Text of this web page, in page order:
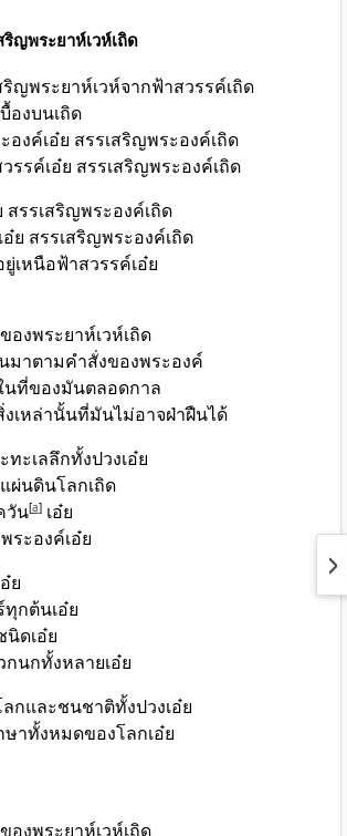
ญพระยาห์เวห์เถิด
ญพระยาห์เวห์จากฟ้าสวรรค์เถิด
องบนเถิด
งค์เอ๋ย สรรเสริญพระองค์เถิด
รค์เอ๋ย สรรเสริญพระองค์เถิด
สรรเสริญพระองค์เถิด
ย สรรเสริญพระองค์เถิด
เหนือฟ้าสวรรค์เอ๋ย
งพระยาห์เวห์เถิด
มาตามคำสั่งของพระองค์
นที่ของมันตลอดกาล
เหล่านั้นที่มันไม่อาจฝ่าฝืนได้
ทะเลลึกทั้งปวงเอ๋ย
ผ่นดินโลกเถิด
วัน[a]เอ๋ย
ระองค์เอ๋ย
ย
กต้นเอ๋ย
ดเอ๋ย
นกทั้งหลายเอ๋ย
กและชนชาติทั้งปวงเอ๋ย
าทั้งหมดของโลกเอ๋ย
งพระยาห์เวห์เถิด